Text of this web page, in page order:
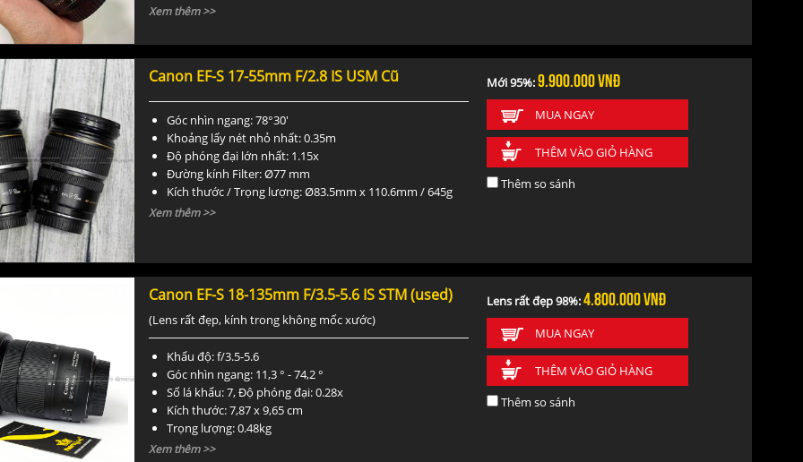
Xem thêm >>
Canon EF-S 17-55mm F/2.8 IS USM Cũ
Góc nhìn ngang: 78°30'
Khoảng lấy nét nhỏ nhất: 0.35m
Độ phóng đại lớn nhất: 1.15x
Đường kính Filter: Ø77 mm
Kích thước / Trọng lượng: Ø83.5mm x 110.6mm / 645g
Xem thêm >>
Mới 95%:9.900.000vnđ
MUA NGAY
THÊM VÀO GIỎ HÀNG
Thêm so sánh
Canon EF-S 18-135mm F/3.5-5.6 IS STM (used)
(Lens rất đẹp, kính trong không mốc xước)
Khẩu độ: f/3.5-5.6
Góc nhìn ngang: 11,3 ° - 74,2 °
Số lá khẩu: 7, Độ phóng đại: 0.28x
Kích thước: 7,87 x 9,65 cm
Trọng lượng: 0.48kg
Đường kính Filter 67mm
Xem thêm >>
Lens rất đẹp 98%:4.800.000vnđ
MUA NGAY
THÊM VÀO GIỎ HÀNG
Thêm so sánh